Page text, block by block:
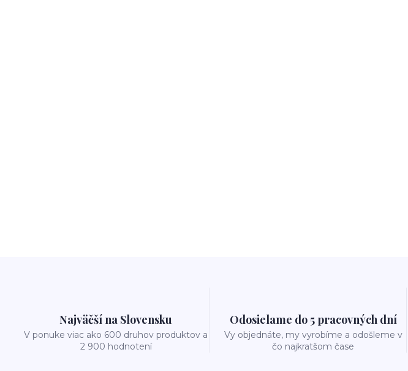
Najväčší na Slovensku
V ponuke viac ako 600 druhov produktov a
2 900 hodnotení
Odosielame do 5 pracovných dní
Vy objednáte, my vyrobíme a odošleme v
čo najkratšom čase